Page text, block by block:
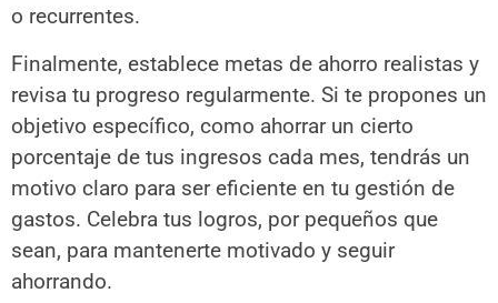
o recurrentes.
Finalmente, establece metas de ahorro realistas y
revisa tu progreso regularmente. Si te propones un
objetivo específico, como ahorrar un cierto
porcentaje de tus ingresos cada mes, tendrás un
motivo claro para ser eficiente en tu gestión de
gastos. Celebra tus logros, por pequeños que
sean, para mantenerte motivado y seguir
ahorrando.